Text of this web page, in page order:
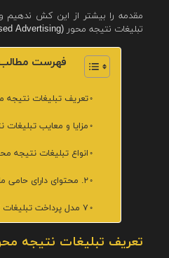
مقدمه را بیشتر از این کش ندهیم و
تبلیغات نتیجه محور (Outcomes-Based Advertising) یاد بگیریم.
فهرست
تعریف تبلیغات نتیجه
مزایا و معایب
انواع تبلیغات نتیجه
۲. محتوای دارای حامی مالی
۷ مدل پرداخت تبلیغات نتیجه محور
تعریف تبلیغات نتیجه